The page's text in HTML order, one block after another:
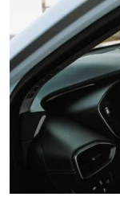
Bakım & Arıza
Elektrikli & Hibrit
Kiralama & Filo
Sürüş & Güvenlik
Lastik & Jant
Yağlar & Sıvılar